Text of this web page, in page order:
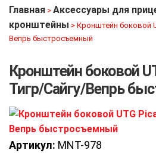
Главная > Аксессуары для
кронштейны > Кронштейн боковой
Вепрь быстросъемный
Кронштейн боковой
Тигр/Сайгу/Вепрь
Артикул: MNT-978